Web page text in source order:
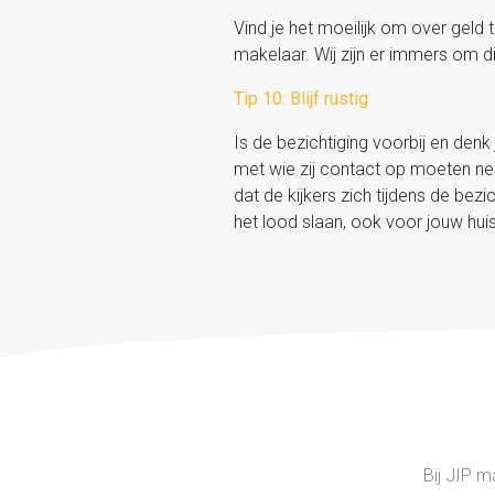
Vind je het moeilijk om over geld
makelaar. Wij zijn er immers om
Tip 10: Blijf rustig
Is de bezichtiging voorbij en
met wie zij contact op moeten
dat de kijkers zich tijdens de
het lood slaan, ook voor jouw
Bij JIP